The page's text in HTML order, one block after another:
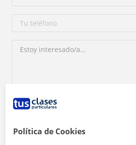
Al hacer clic, aceptas nuestro
Contactar ahora
Política de Cookies